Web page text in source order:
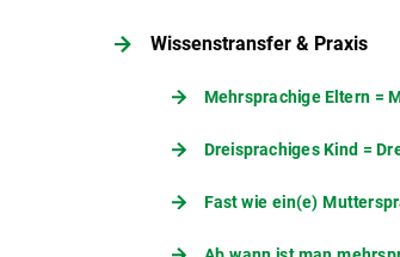
Wissenstransfer & Praxis
Mehrsprachige Eltern =
Dreisprachiges Kind =
Fast wie ein(e)